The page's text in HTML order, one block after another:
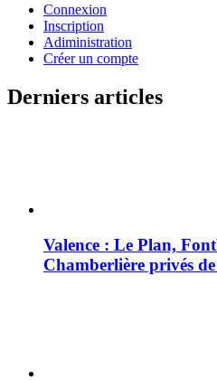
Connexion
Inscription
Adiministration
Créer un compte
Derniers articles
Valence : Le Plan,
Chamberlière privés